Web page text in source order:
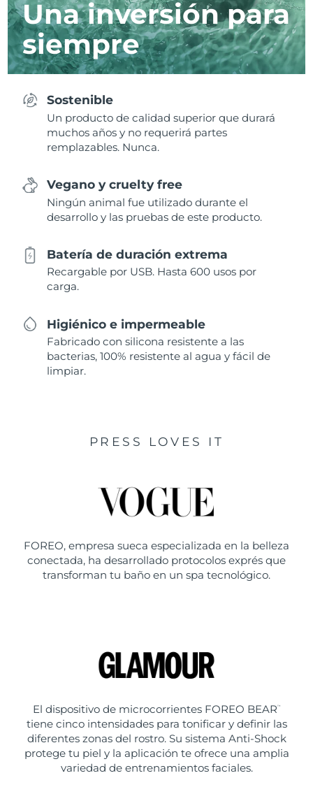
Una inversión para
siempre
Sostenible
Un producto de calidad superior que durará
muchos años y no requerirá partes
remplazables. Nunca.
Vegano y cruelty free
Ningún animal fue utilizado durante el
desarrollo y las pruebas de este producto.
Batería de duración extrema
Recargable por USB. Hasta 600 usos por
carga.
Higiénico e impermeable
Fabricado con silicona resistente a las
bacterias, 100% resistente al agua y fácil de
limpiar.
PRESS LOVES IT
FOREO, empresa sueca especializada en la belleza
conectada, ha desarrollado protocolos exprés que
transforman tu baño en un spa tecnológico.
El dispositivo de microcorrientes FOREO BEAR ™
tiene cinco intensidades para tonificar y definir las
diferentes zonas del rostro. Su sistema Anti-Shock
protege tu piel y la aplicación te ofrece una amplia
variedad de entrenamientos faciales.